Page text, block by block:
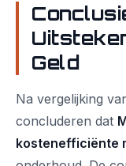
Geld
Na vergelijking
concluderen dat
kostenefficiënte